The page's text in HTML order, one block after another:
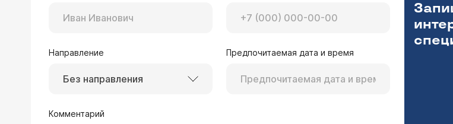
Направление
Без направления
Предпочитаемая дата и время
Комментарий